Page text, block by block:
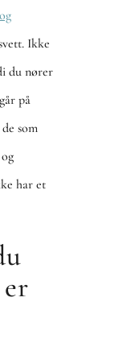
Ikke
du nører
på
som
har et